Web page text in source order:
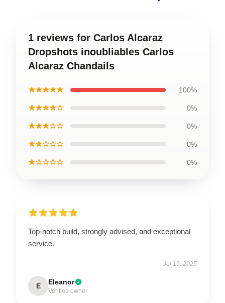
1 reviews for Carlos Alcaraz
Dropshots inoubliables Carlos
Alcaraz Chandails
★★★★★ 100%
★★★★☆ 0%
★★★☆☆ 0%
★★☆☆☆ 0%
★☆☆☆☆ 0%
Top-notch build, strongly advised, and exceptional
service.
Jul 19, 2025
E Eleanor
Verified owner